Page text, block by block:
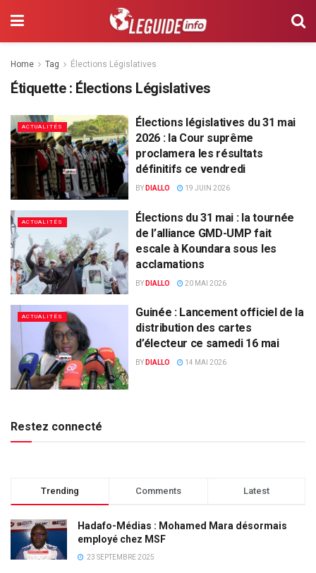
Home Tag Élections Législatives
Étiquette : Élections Législatives
ACTUALITÉS
Élections législatives du 31 mai
2026 : la Cour suprême
proclamera les résultats
définitifs ce vendredi
BY DIALLO 19 JUIN 2026
ACTUALITÉS
Élections du 31 mai : la tournée
de l’alliance GMD-UMP fait
escale à Koundara sous les
acclamations
BY DIALLO 20 MAI 2026
ACTUALITÉS
Guinée : Lancement officiel de la
distribution des cartes
d’électeur ce samedi 16 mai
BY DIALLO 14 MAI 2026
Restez connecté
Trending Comments Latest
Hadafo-Médias : Mohamed Mara désormais
employé chez MSF
23 SEPTEMBRE 2025